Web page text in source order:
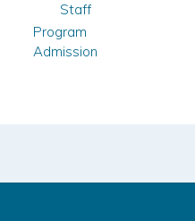
Staff
Program
Admission